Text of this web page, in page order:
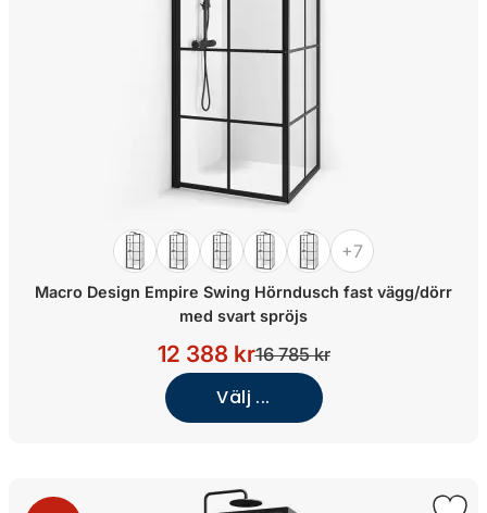
Macro Design Empire Swing Hörndusch fast vägg/dörr
med svart spröjs
+7
12 388 kr16 785 kr
Välj ...